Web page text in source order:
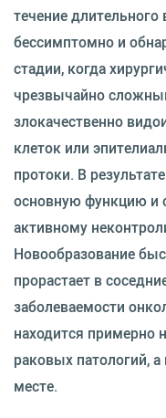
течение
бессимптомно и
стадии, когда
чрезвычайно
злокачественно
клеток или
протоки. В
основную функцию и
активному
Новообразование
прорастает в
заболеваемости
находится примерно
раковых патологий,
месте.